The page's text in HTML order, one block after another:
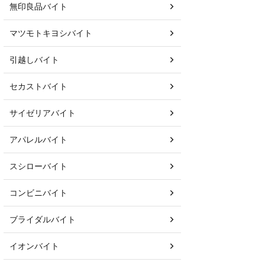
無印良品バイト
マツモトキヨシバイト
引越しバイト
セカストバイト
サイゼリアバイト
アパレルバイト
スシローバイト
コンビニバイト
ブライダルバイト
イオンバイト